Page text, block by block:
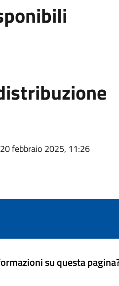
febbraio 2025, 11:26
su questa